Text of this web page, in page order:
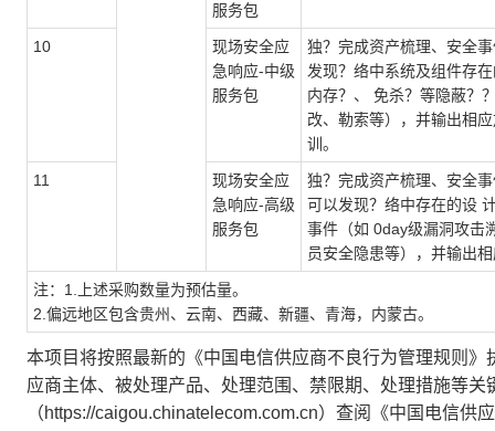
服务包
10
现场安全应
急响应-中级
服务包
独？ 完成资产梳理、安全
发现？ 络中系统及组件存
内存？ 、 免杀？ 等隐蔽？
改、勒索等），并输出相
训。
11
现场安全应
急响应-高级
服务包
独？ 完成资产梳理、安全
可以发现？ 络中存在的设
事件（如 0day级漏洞攻击
员安全隐患等），并输出
注：1.上述采购数量为预估量。
2.偏远地区包含贵州、云南、西藏、新疆、青海，内蒙古。
本项目将按照最新的《中国电信供应商不良行为管理规则
应商主体、被处理产品、处理范围、禁限期、处理措施等
（https://caigou.chinatelecom.com.cn）查阅《中国电信供